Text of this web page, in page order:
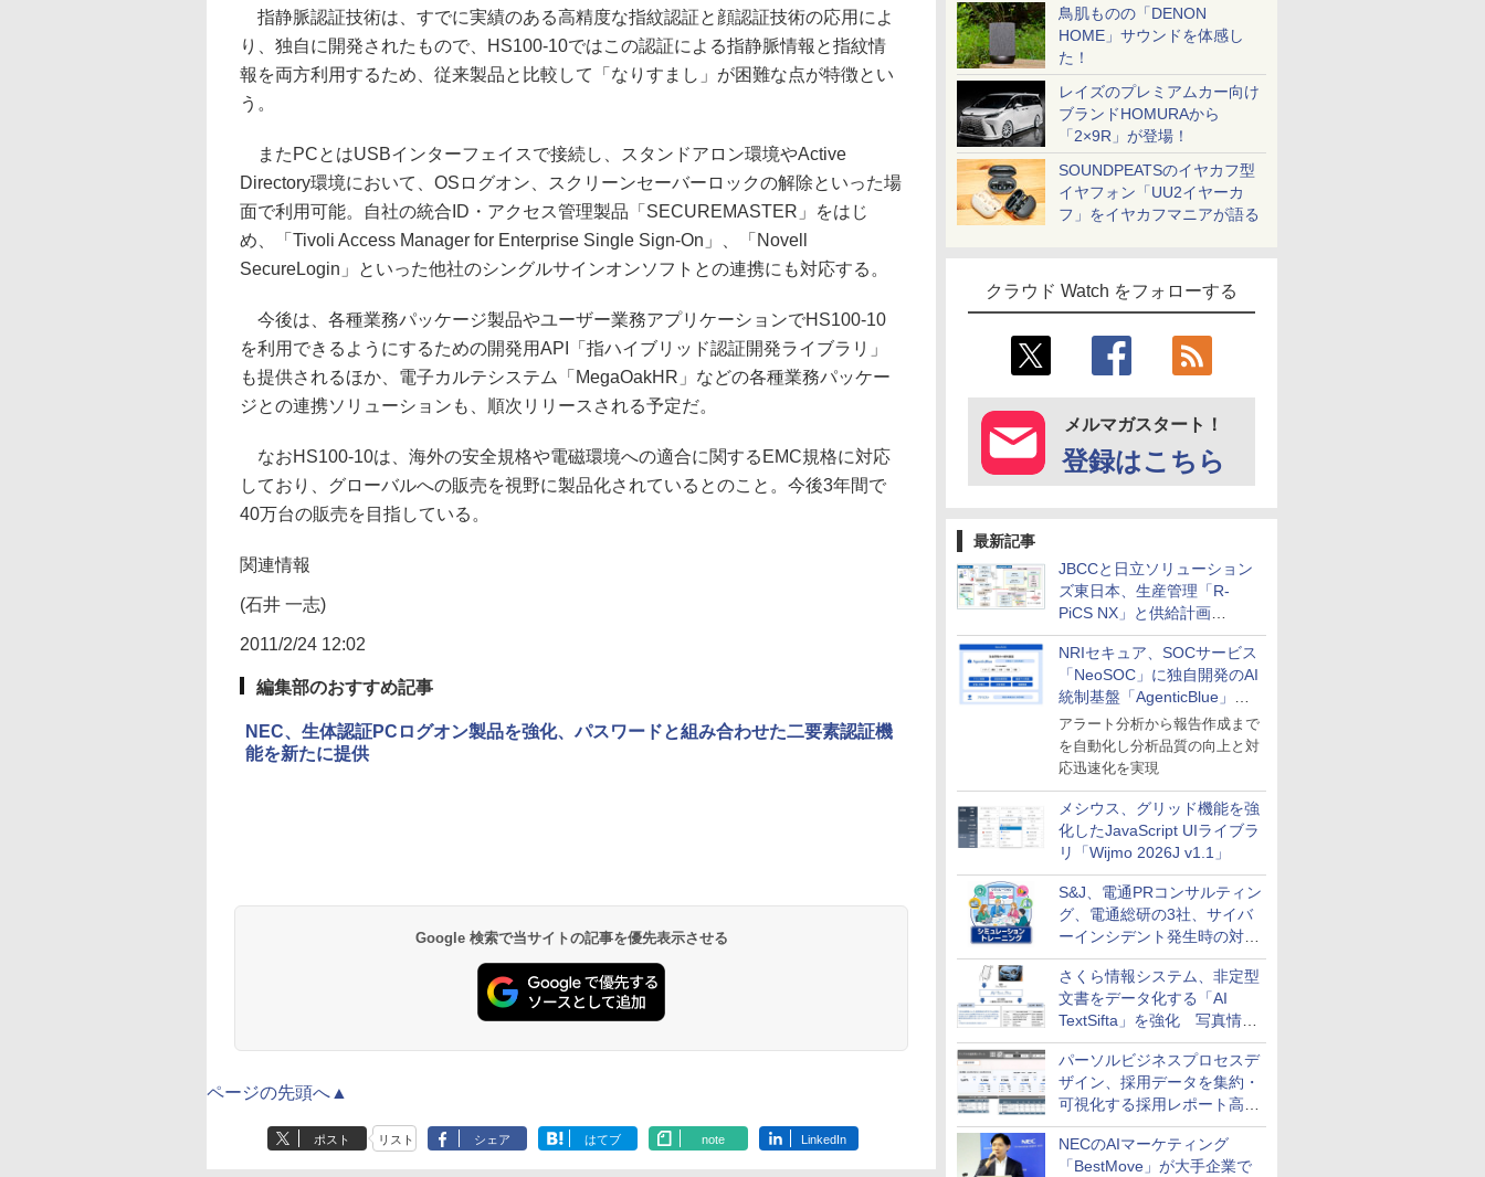
鳥肌ものの「DENON
HOME」サウンドを体感し
た！
レイズのプレミアムカー向け
ブランドHOMURAから
「2×9R」が登場！
SOUNDPEATSのイヤカフ型
イヤフォン「UU2イヤーカ
フ」をイヤカフマニアが語る
クラウド Watch をフォローする
メルマガスタート！
登録はこちら
最新記事
JBCCと日立ソリューション
ズ東日本、生産管理「R-
PiCS NX」と供給計画
「scSQUARE ISP」の連携サ
ービスを提供開始
NRIセキュア、SOCサービス
「NeoSOC」に独自開発のAI
統制基盤「AgenticBlue」を
導入
アラート分析から報告作成まで
を自動化し分析品質の向上と対
応迅速化を実現
メシウス、グリッド機能を強
化したJavaScript UIライブラ
リ「Wijmo 2026J v1.1」
S&J、電通PRコンサルティン
グ、電通総研の3社、サイバ
ーインシデント発生時の対応
と危機管理広報を一体的に訓
練するプログラムを提供
さくら情報システム、非定型
文書をデータ化する「AI
TextSifta」を強化 写真情報
のデータ化などに対応
パーソルビジネスプロセスデ
ザイン、採用データを集約・
可視化する採用レポート高速
化サービスを提供
NECのAIマーケティング
「BestMove」が大手企業で
指静脈認証技術は、すでに実績のある高精度な指紋認証と顔認証技術の応用によ
り、独自に開発されたもので、HS100-10ではこの認証による指静脈情報と指紋情
報を両方利用するため、従来製品と比較して「なりすまし」が困難な点が特徴とい
う。
またPCとはUSBインターフェイスで接続し、スタンドアロン環境やActive
Directory環境において、OSログオン、スクリーンセーバーロックの解除といった場
面で利用可能。自社の統合ID・アクセス管理製品「SECUREMASTER」をはじ
め、「Tivoli Access Manager for Enterprise Single Sign-On」、「Novell
SecureLogin」といった他社のシングルサインオンソフトとの連携にも対応する。
今後は、各種業務パッケージ製品やユーザー業務アプリケーションでHS100-10
を利用できるようにするための開発用API「指ハイブリッド認証開発ライブラリ」
も提供されるほか、電子カルテシステム「MegaOakHR」などの各種業務パッケー
ジとの連携ソリューションも、順次リリースされる予定だ。
なおHS100-10は、海外の安全規格や電磁環境への適合に関するEMC規格に対応
しており、グローバルへの販売を視野に製品化されているとのこと。今後3年間で
40万台の販売を目指している。
関連情報
(石井 一志)
2011/2/24 12:02
編集部のおすすめ記事
NEC、生体認証PCログオン製品を強化、パスワードと組み合わせた二要素認証機
能を新たに提供
Google 検索で当サイトの記事を優先表示させる
ページの先頭へ▲
ポスト リスト シェア はてブ note LinkedIn